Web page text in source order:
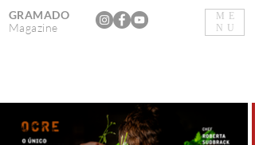
ME
NU
GRAMADO
Magazine